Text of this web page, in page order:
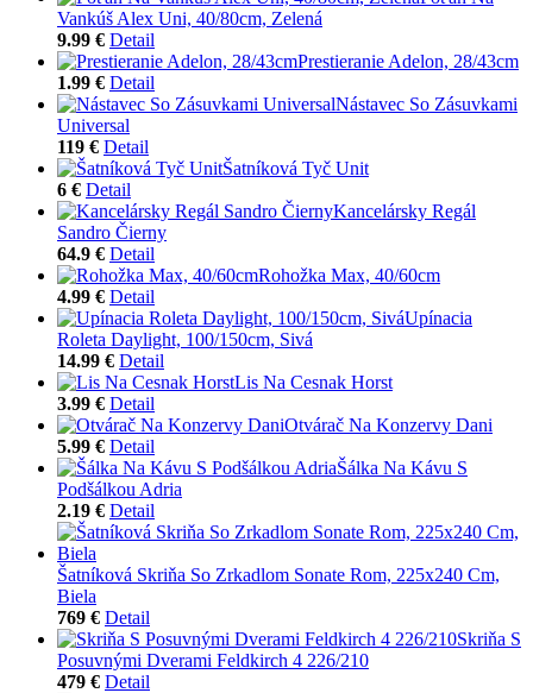
Vankúš Alex Uni, 40/80cm, Zelená
9.99 € Detail
Prestieranie Adelon, 28/43cm
1.99 € Detail
Nástavec So Zásuvkami
Universal
119 € Detail
Šatníková Tyč Unit
6 € Detail
Kancelársky Regál
Sandro Čierny
64.9 € Detail
Rohožka Max, 40/60cm
4.99 € Detail
Upínacia
Roleta Daylight, 100/150cm, Sivá
14.99 € Detail
Lis Na Cesnak Horst
3.99 € Detail
Otvárač Na Konzervy Dani
5.99 € Detail
Šálka Na Kávu S
Podšálkou Adria
2.19 € Detail
Šatníková Skriňa So Zrkadlom Sonate Rom, 225x240 Cm,
Biela
769 € Detail
Skriňa S
Posuvnými Dverami Feldkirch 4 226/210
479 € Detail